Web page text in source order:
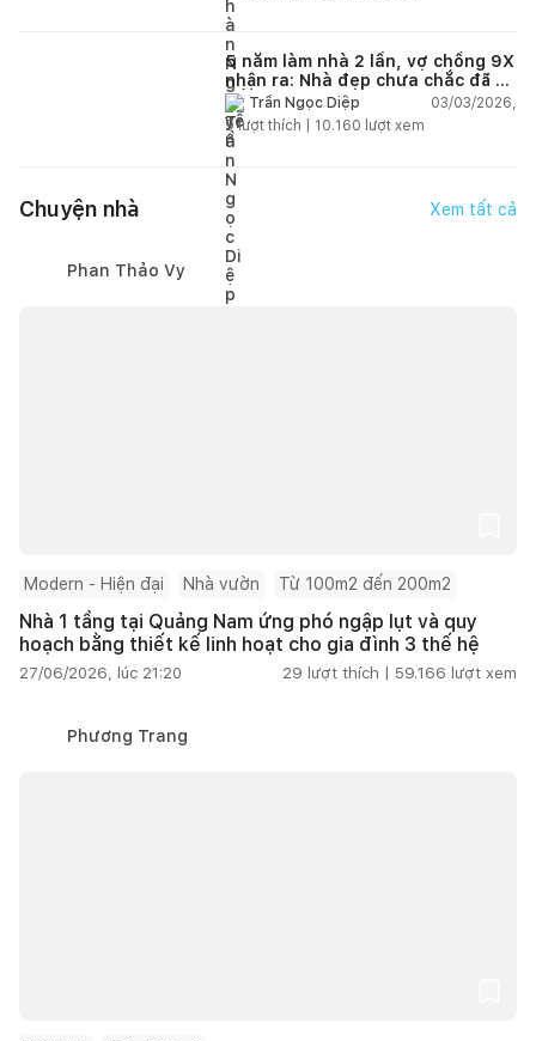
5 năm làm nhà 2 lần, vợ chồng 9X
nhận ra: Nhà đẹp chưa chắc đã dễ
sống!Trần Ngọc Diệp
03/03/2026,
9lượt thích | 10.160 lượt xem
Chuyện nhà Xem tất cả
Phan Thảo Vy
Modern - Hiện đại Nhà vườn Từ 100m2 đến 200m2
Nhà 1 tầng tại Quảng Nam ứng phó ngập lụt và quy
hoạch bằng thiết kế linh hoạt cho gia đình 3 thế hệ
27/06/2026, lúc 21:20 29 lượt thích | 59.166 lượt xem
Phương Trang